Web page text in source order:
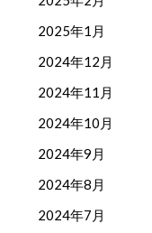
2025年1月
2024年12月
2024年11月
2024年10月
2024年9月
2024年8月
2024年7月